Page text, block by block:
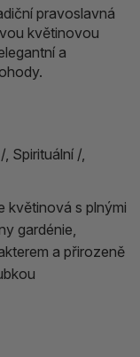
pravoslavná
květinovou
a
, Spirituální /,
květinová s plnými
gardénie,
a přirozeně